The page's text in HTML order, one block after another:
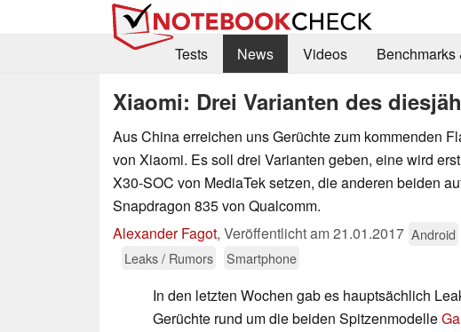
Tests
News Videos Benchmarks
Xiaomi: Drei Varianten des
Aus China erreichen uns Gerüchte zum kommenden
von Xiaomi. Es soll drei Varianten geben, eine wird
X30-SOC von MediaTek setzen, die anderen beiden
Snapdragon 835 von Qualcomm.
Alexander Fagot, Veröffentlicht am21.01.2017 Android
Leaks / Rumors
Smartphone
In den letzten Wochen gab es hauptsächlich
Gerüchte rund um die beiden Spitzenmodelle